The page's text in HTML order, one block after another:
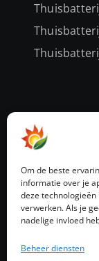
Om de beste
informatie over je
deze
verwerken. Als je
nadelige invloed
Beheer diensten